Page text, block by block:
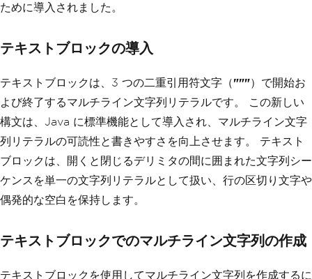
ために導入されました。
テキストブロックの導入
テキストブロックは、3 つの二重引用符文字（"""）で開始お
よび終了するマルチライン文字列リテラルです。 この新しい
構文は、Java に標準機能として導入され、マルチライン文字
列リテラルの可読性と書きやすさを向上させます。 テキスト
ブロックは、開くと閉じるデリミタの間に囲まれた文字列シー
ケンスを単一の文字列リテラルとして扱い、行の区切り文字や
偶発的な空白を保持します。
テキストブロックでのマルチライン文字列の作成
テキストブロックを使用してマルチライン文字列を作成するに